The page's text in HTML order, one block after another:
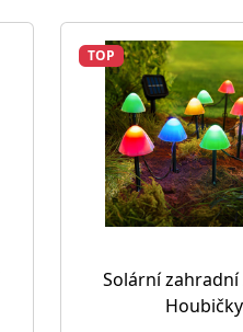
TOP
Solární zahradní
Houbičky